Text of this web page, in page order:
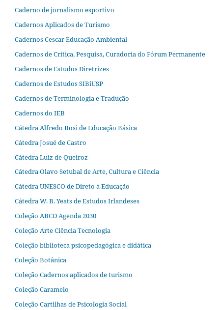
Caderno de jornalismo esportivo
Cadernos Aplicados de Turismo
Cadernos Cescar Educação Ambiental
Cadernos de Crítica, Pesquisa, Curadoria do Fórum Permanente
Cadernos de Estudos Diretrizes
Cadernos de Estudos SIBiUSP
Cadernos de Terminologia e Tradução
Cadernos do IEB
Cátedra Alfredo Bosi de Educação Básica
Cátedra Josué de Castro
Cátedra Luiz de Queiroz
Cátedra Olavo Setubal de Arte, Cultura e Ciência
Cátedra UNESCO de Direto à Educação
Cátedra W. B. Yeats de Estudos Irlandeses
Coleção ABCD Agenda 2030
Coleção Arte Ciência Tecnologia
Coleção biblioteca psicopedagógica e didática
Coleção Botânica
Coleção Cadernos aplicados de turismo
Coleção Caramelo
Coleção Cartilhas de Psicologia Social